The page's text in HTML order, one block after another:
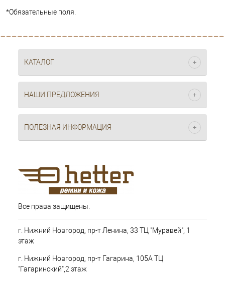
*Обязательные поля.
КАТАЛОГ
НАШИ ПРЕДЛОЖЕНИЯ
ПОЛЕЗНАЯ ИНФОРМАЦИЯ
Все права защищены.
г. Нижний Новгород, пр-т Ленина, 33 ТЦ "Муравей", 1
этаж
г. Нижний Новгород, пр-т Гагарина, 105А ТЦ
"Гагаринский",2 этаж